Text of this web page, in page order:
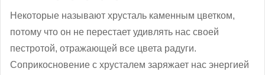
Некоторые называют хрусталь каменным цветком,
потому что он не перестает удивлять нас своей
пестротой, отражающей все цвета радуги.
Соприкосновение с хрусталем заряжает нас энергией